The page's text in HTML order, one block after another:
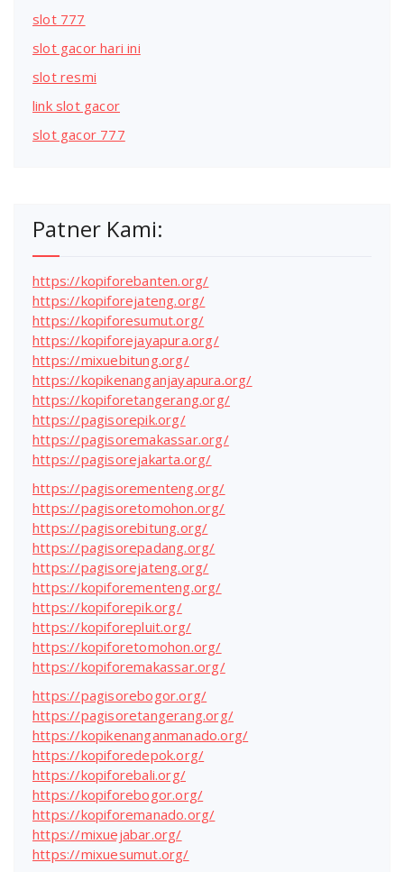
slot 777
slot gacor hari ini
slot resmi
link slot gacor
slot gacor 777
Patner Kami:
https://kopiforebanten.org/
https://kopiforejateng.org/
https://kopiforesumut.org/
https://kopiforejayapura.org/
https://mixuebitung.org/
https://kopikenanganjayapura.org/
https://kopiforetangerang.org/
https://pagisorepik.org/
https://pagisoremakassar.org/
https://pagisorejakarta.org/
https://pagisorementeng.org/
https://pagisoretomohon.org/
https://pagisorebitung.org/
https://pagisorepadang.org/
https://pagisorejateng.org/
https://kopiforementeng.org/
https://kopiforepik.org/
https://kopiforepluit.org/
https://kopiforetomohon.org/
https://kopiforemakassar.org/
https://pagisorebogor.org/
https://pagisoretangerang.org/
https://kopikenanganmanado.org/
https://kopiforedepok.org/
https://kopiforebali.org/
https://kopiforebogor.org/
https://kopiforemanado.org/
https://mixuejabar.org/
https://mixuesumut.org/